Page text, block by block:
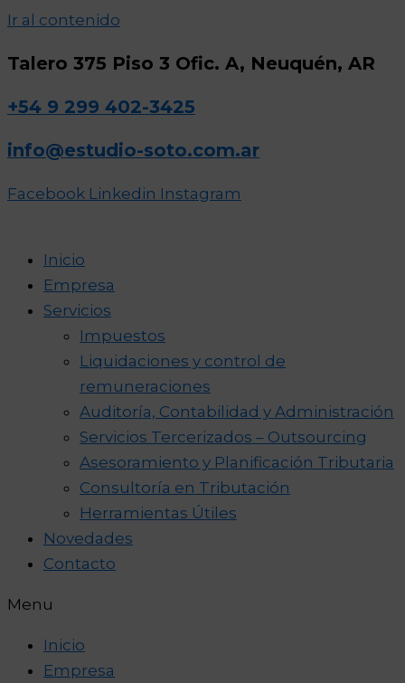
Ir al contenido
Talero 375 Piso 3 Ofic. A, Neuquén, AR
+54 9 299 402-3425
info@estudio-soto.com.ar
Facebook Linkedin Instagram
Inicio
Empresa
Servicios
Impuestos
Liquidaciones y control de
remuneraciones
Auditoría, Contabilidad y Administración
Servicios Tercerizados – Outsourcing
Asesoramiento y Planificación Tributaria
Consultoría en Tributación
Herramientas Útiles
Novedades
Contacto
Menu
Inicio
Empresa